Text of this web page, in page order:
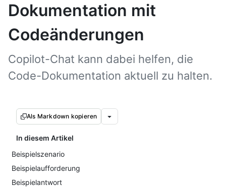
Dokumentation mit
Codeänderungen
Copilot-Chat kann dabei helfen, die
Code-Dokumentation aktuell zu halten.
Als Markdown kopieren
In diesem Artikel
Beispielszenario
Beispielaufforderung
Beispielantwort